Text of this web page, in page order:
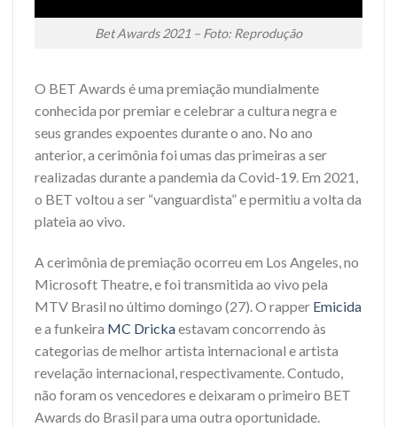
Bet Awards 2021 – Foto: Reprodução
O BET Awards é uma premiação mundialmente
conhecida por premiar e celebrar a cultura negra e
seus grandes expoentes durante o ano. No ano
anterior, a cerimônia foi umas das primeiras a ser
realizadas durante a pandemia da Covid-19. Em 2021,
o BET voltou a ser “vanguardista” e permitiu a volta da
plateia ao vivo.
A cerimônia de premiação ocorreu em Los Angeles, no
Microsoft Theatre, e foi transmitida ao vivo pela
MTV Brasil no último domingo (27). O rapper Emicida
e a funkeira MC Drickaestavam concorrendo às
categorias de melhor artista internacional e artista
revelação internacional, respectivamente. Contudo,
não foram os vencedores e deixaram o primeiro BET
Awards do Brasil para uma outra oportunidade.